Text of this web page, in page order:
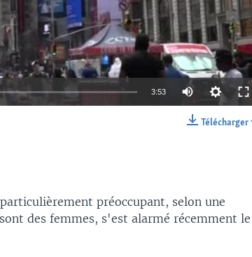
3:53
Télécharger
préoccupant, selon une
des femmes, s'est alarmé récemment le